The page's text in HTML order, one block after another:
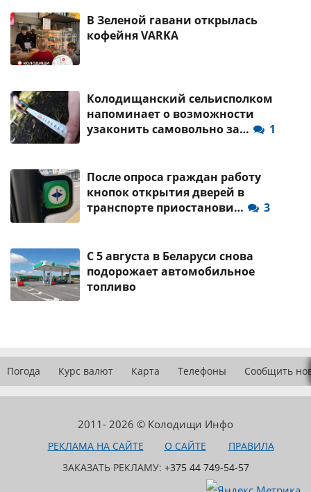
В Зеленой гавани открылась
кофейня VARKA
Колодищанский сельисполком
напоминает о возможности
узаконить самовольно за…
1
После опроса граждан работу
кнопок открытия дверей в
транспорте приостанови…
3
С 5 августа в Беларуси снова
подорожает автомобильное
топливо
Погода Курс валют Карта Телефоны Сообщить
2011- 2026 © Колодищи Инфо
РЕКЛАМА НА САЙТЕ О САЙТЕ
ПРАВИЛА
ЗАКАЗАТЬ РЕКЛАМУ: +375 44 749-54-57